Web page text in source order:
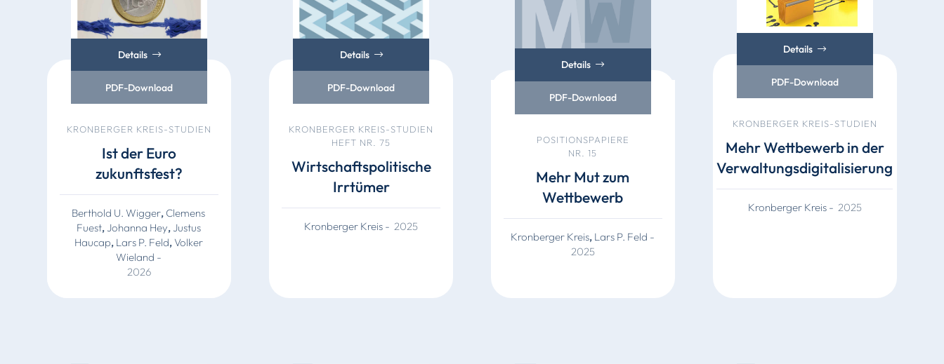
Details
PDF-Download
KRONBERGER KREIS-STUDIEN
Ist der Euro
zukunftsfest?
Berthold U. Wigger, Clemens
Fuest, Johanna Hey, Justus
Haucap, Lars P. Feld, Volker
Wieland -
2026
Details
PDF-Download
KRONBERGER KREIS-STUDIEN
HEFT NR. 75
Wirtschaftspolitische
Irrtümer
Kronberger Kreis - 2025
Details
PDF-Download
POSITIONSPAPIERE
NR. 15
Mehr Mut zum
Wettbewerb
Kronberger Kreis, Lars P. Feld -
2025
Details
PDF-Download
KRONBERGER KREIS-STUDIEN
Mehr Wettbewerb in der
Verwaltungsdigitalisierung
Kronberger Kreis - 2025